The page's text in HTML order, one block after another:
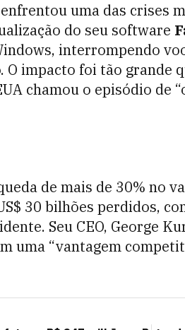
enfrentou uma das crises
do seu software
interrompendo
impacto foi tão grande
chamou o episódio de
de mais de 30% no
30 bilhões perdidos,
Seu CEO, George
uma “vantagem